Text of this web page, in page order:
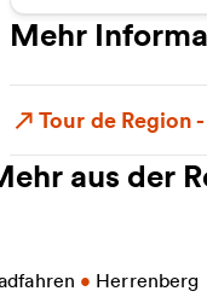
Mehr
Tour de
aus der
• Herrenberg